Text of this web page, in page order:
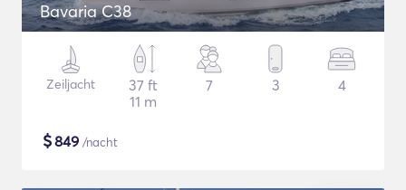
Bavaria C38
Zeiljacht
37 ft
11 m
7 3 4
$849 /nacht